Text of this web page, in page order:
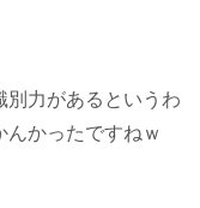
別力があるというわ
かったですねｗ